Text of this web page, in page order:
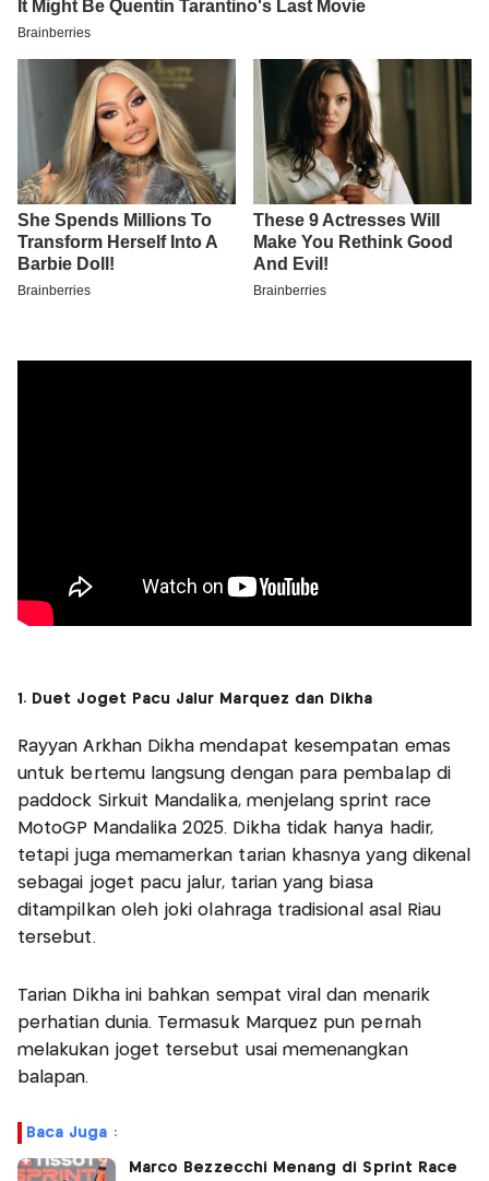
1. Duet Joget Pacu Jalur Marquez dan Dikha
Rayyan Arkhan Dikha mendapat kesempatan emas
untuk bertemu langsung dengan para pembalap di
paddock Sirkuit Mandalika, menjelang sprint race
MotoGP Mandalika 2025. Dikha tidak hanya hadir,
tetapi juga memamerkan tarian khasnya yang dikenal
sebagai joget pacu jalur, tarian yang biasa
ditampilkan oleh joki olahraga tradisional asal Riau
tersebut.
Tarian Dikha ini bahkan sempat viral dan menarik
perhatian dunia. Termasuk Marquez pun pernah
melakukan joget tersebut usai memenangkan
balapan.
Baca Juga :
Marco Bezzecchi Menang di Sprint Race